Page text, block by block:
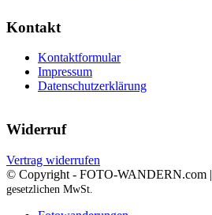
Kontakt
Kontaktformular
Impressum
Datenschutzerklärung
Widerruf
Vertrag widerrufen
© Copyright - FOTO-WANDERN.com |
gesetzlichen MwSt.